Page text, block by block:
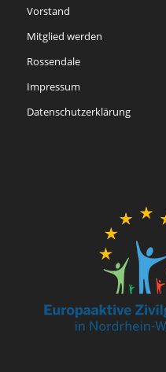
Vorstand
Mitglied werden
Rossendale
Impressum
Datenschutzerklärung